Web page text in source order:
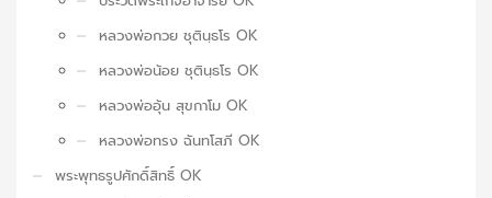
หลวงพ่อกวย ชุตินฺธโร OK
หลวงพ่อน้อย ชุตินฺธโร OK
หลวงพ่ออุ้น สุขกาโม OK
หลวงพ่อทรง ฉันทโสภี OK
พระพุทธรูปศักดิ์สิทธิ์ OK